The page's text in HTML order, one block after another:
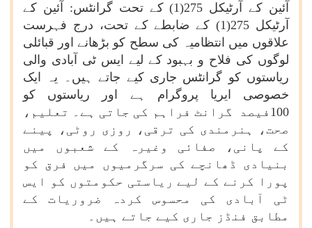
آئین کے آرٹیکل 275(1) کے تحت گرانٹس: آئین کے
آرٹیکل 275(1) کے ضابطے کے تحت، درج فہرست
علاقوں میں انتظامیہ کی سطح کو بڑھانے اور قبائلی
لوگوں کی فلاح و بہبود کے لیے ایس ٹی آبادی والی
ریاستوں کو گرانٹس جاری کیے جاتے ہیں۔ یہ ایک
خصوصی ایریا پروگرام ہے اور ریاستوں کو
100فیصد گرانٹ فراہم کی جاتی ہے۔ تعلیم،
صحت، ہنرمندی کی ترقی، روزی روٹی، پینے
کے پانی، صفائی وغیرہ کے شعبوں میں
بنیادی ڈھانچے کی سرگرمیوں میں فرق کو
پورا کرنے کے لیے ریاستی حکومتوں کو ایس
ٹی آبادی کی محسوس کردہ ضروریات کے
مطابق فنڈز جاری کیے جاتے ہیں۔